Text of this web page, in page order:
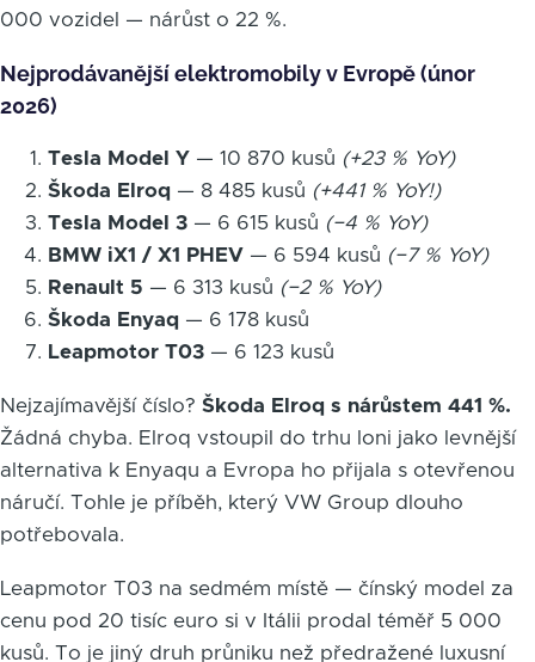
000 vozidel — nárůst o 22 %.
Nejprodávanější elektromobily v Evropě (únor
2026)
Tesla Model Y — 10 870 kusů (+23 % YoY)
Škoda Elroq — 8 485 kusů (+441 % YoY!)
Tesla Model 3 — 6 615 kusů (−4 % YoY)
BMW iX1 / X1 PHEV — 6 594 kusů (−7 % YoY)
Renault 5 — 6 313 kusů (−2 % YoY)
Škoda Enyaq — 6 178 kusů
Leapmotor T03 — 6 123 kusů
Nejzajímavější číslo? Škoda Elroq s nárůstem 441 %.
Žádná chyba. Elroq vstoupil do trhu loni jako levnější
alternativa k Enyaqu a Evropa ho přijala s otevřenou
náručí. Tohle je příběh, který VW Group dlouho
potřebovala.
Leapmotor T03 na sedmém místě — čínský model za
cenu pod 20 tisíc euro si v Itálii prodal téměř 5 000
kusů. To je jiný druh průniku než předražené luxusní